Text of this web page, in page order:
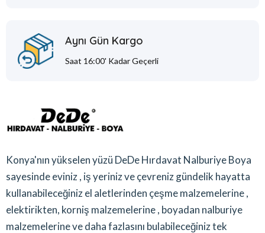
Aynı Gün Kargo
Saat 16:00' Kadar Geçerli
Konya'nın yükselen yüzü DeDe Hırdavat Nalburiye Boya
sayesinde eviniz , iş yeriniz ve çevreniz gündelik hayatta
kullanabileceğiniz el aletlerinden çeşme malzemelerine ,
elektirikten, korniş malzemelerine , boyadan nalburiye
malzemelerine ve daha fazlasını bulabileceğiniz tek